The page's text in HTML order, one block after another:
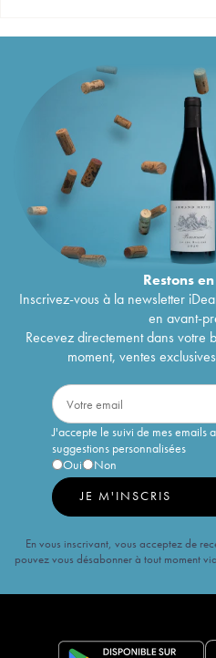
Restons en
Inscrivez-vous à la newsletter
en avant-
Recevez directement dans votre
moment, ventes
J'accepte le suivi de mes emails
suggestions personnalisées
Oui
Non
JE M'INSCRIS
En vous inscrivant, vous acceptez de
pouvez vous désabonner à tout moment